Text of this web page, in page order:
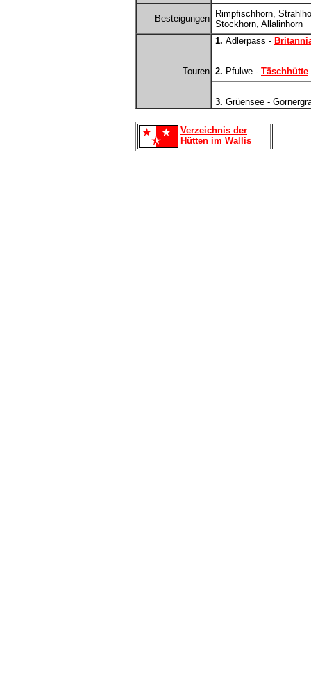
Besteigungen
Rimpfischhorn,
Stockhorn, Allalinhorn
Touren
1. Adlerpass -
2. Pfulwe - Täschhütte
3. Grüensee -
Verzeichnis der
Hütten im Wallis